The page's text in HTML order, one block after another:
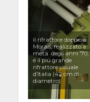
il rifrattore doppio
Morais, realizzato a
metà degli anni ’70,
è il più grande
rifrattore visuale
d’Italia (42 cm di
diametro)